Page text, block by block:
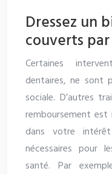
Dressez un
couverts par
Certaines
dentaires, ne sont
sociale. D’autres
remboursement
dans votre
nécessaires pour
santé. Par